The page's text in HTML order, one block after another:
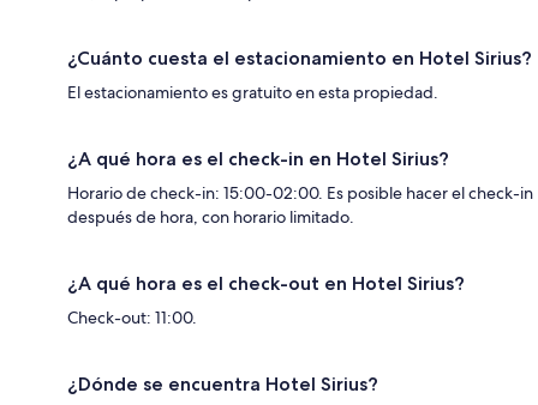
¿Cuánto cuesta el estacionamiento en Hotel Sirius?
El estacionamiento es gratuito en esta propiedad.
¿A qué hora es el check-in en Hotel Sirius?
Horario de check-in: 15:00-02:00. Es posible hacer el check-in
después de hora, con horario limitado.
¿A qué hora es el check-out en Hotel Sirius?
Check-out: 11:00.
¿Dónde se encuentra Hotel Sirius?